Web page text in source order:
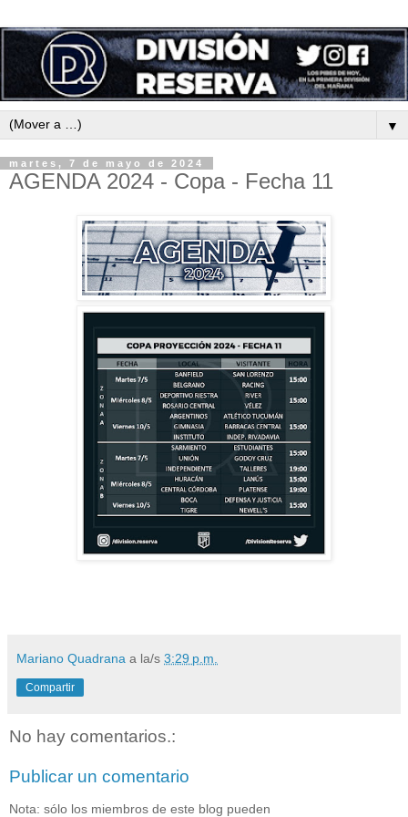
▼
martes, 7 de mayo de 2024
AGENDA 2024 - Copa - Fecha 11
Mariano Quadrana a la/s 3:29 p.m.
Compartir
No hay comentarios.:
Publicar un comentario
Nota: sólo los miembros de este blog pueden